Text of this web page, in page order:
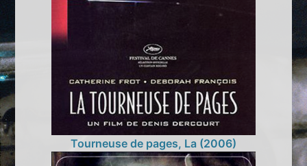
Tourneuse de pages, La (2006)